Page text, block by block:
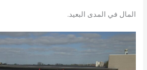
المال في المدى البعيد.